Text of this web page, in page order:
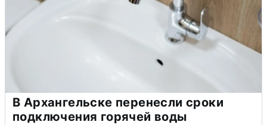
В Архангельске перенесли сроки
подключения горячей воды